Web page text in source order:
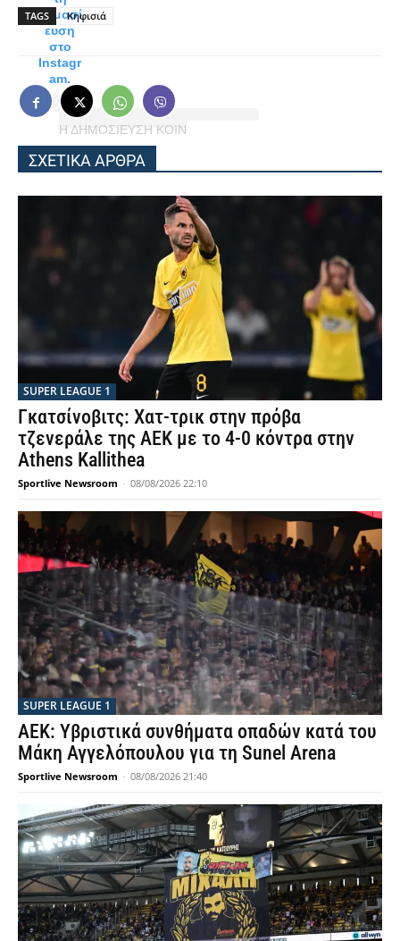
δημοσί
ευση
στο
Instagr
am.
Η ΔΗΜΟΣΊΕΥΣΗ ΚΟΙΝΟΠΟΙΉΘΗΚΕ ΑΠΌ ΤΟ ΧΡΉΣΤΗ
TAGS Κηφισιά
ΣΧΕΤΙΚΑ ΑΡΘΡΑ
SUPER LEAGUE 1
Γκατσίνοβιτς: Χατ-τρικ στην πρόβα
τζενεράλε της ΑΕΚ με το 4-0 κόντρα στην
Athens Kallithea
Sportlive Newsroom - 08/08/2026 22:10
SUPER LEAGUE 1
ΑΕΚ: Υβριστικά συνθήματα οπαδών κατά του
Μάκη Αγγελόπουλου για τη Sunel Arena
Sportlive Newsroom - 08/08/2026 21:40